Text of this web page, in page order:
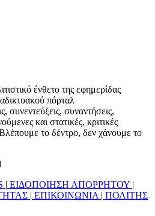
ένθετο της εφημερίδας
πόρταλ
συναντήσεις,
και στατικές, κριτικές
το δέντρο, δεν χάνουμε το
| ΕΙΔΟΠΟΙΗΣΗ ΑΠΟΡΡΗΤΟΥ |
| ΕΠΙΚΟΙΝΩΝΙΑ | ΠΟΛΙΤΗΣ